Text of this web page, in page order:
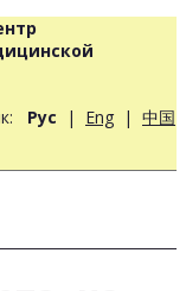
Рус | Eng | 中国